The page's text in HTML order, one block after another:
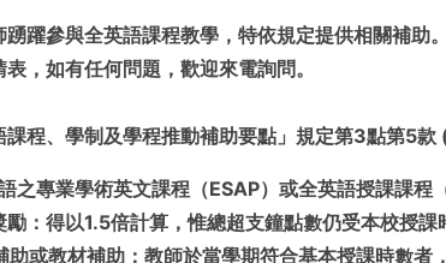
踴躍參與全英語課程教學，特依規定提供相關補助
，如有任何問題，歡迎來電詢問。
課程、學制及學程推動補助要點」規定第3點第5
之專業學術英文課程（ESAP）或全英語授課課程
勵：得以1.5倍計算，惟總超支鐘點數仍受本校授課
助或教材補助：教師於當學期符合基本授課時數